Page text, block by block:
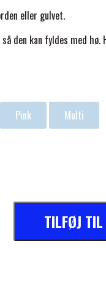
eller gulvet.
den kan fyldes med
Pink Multi
TILFØJ